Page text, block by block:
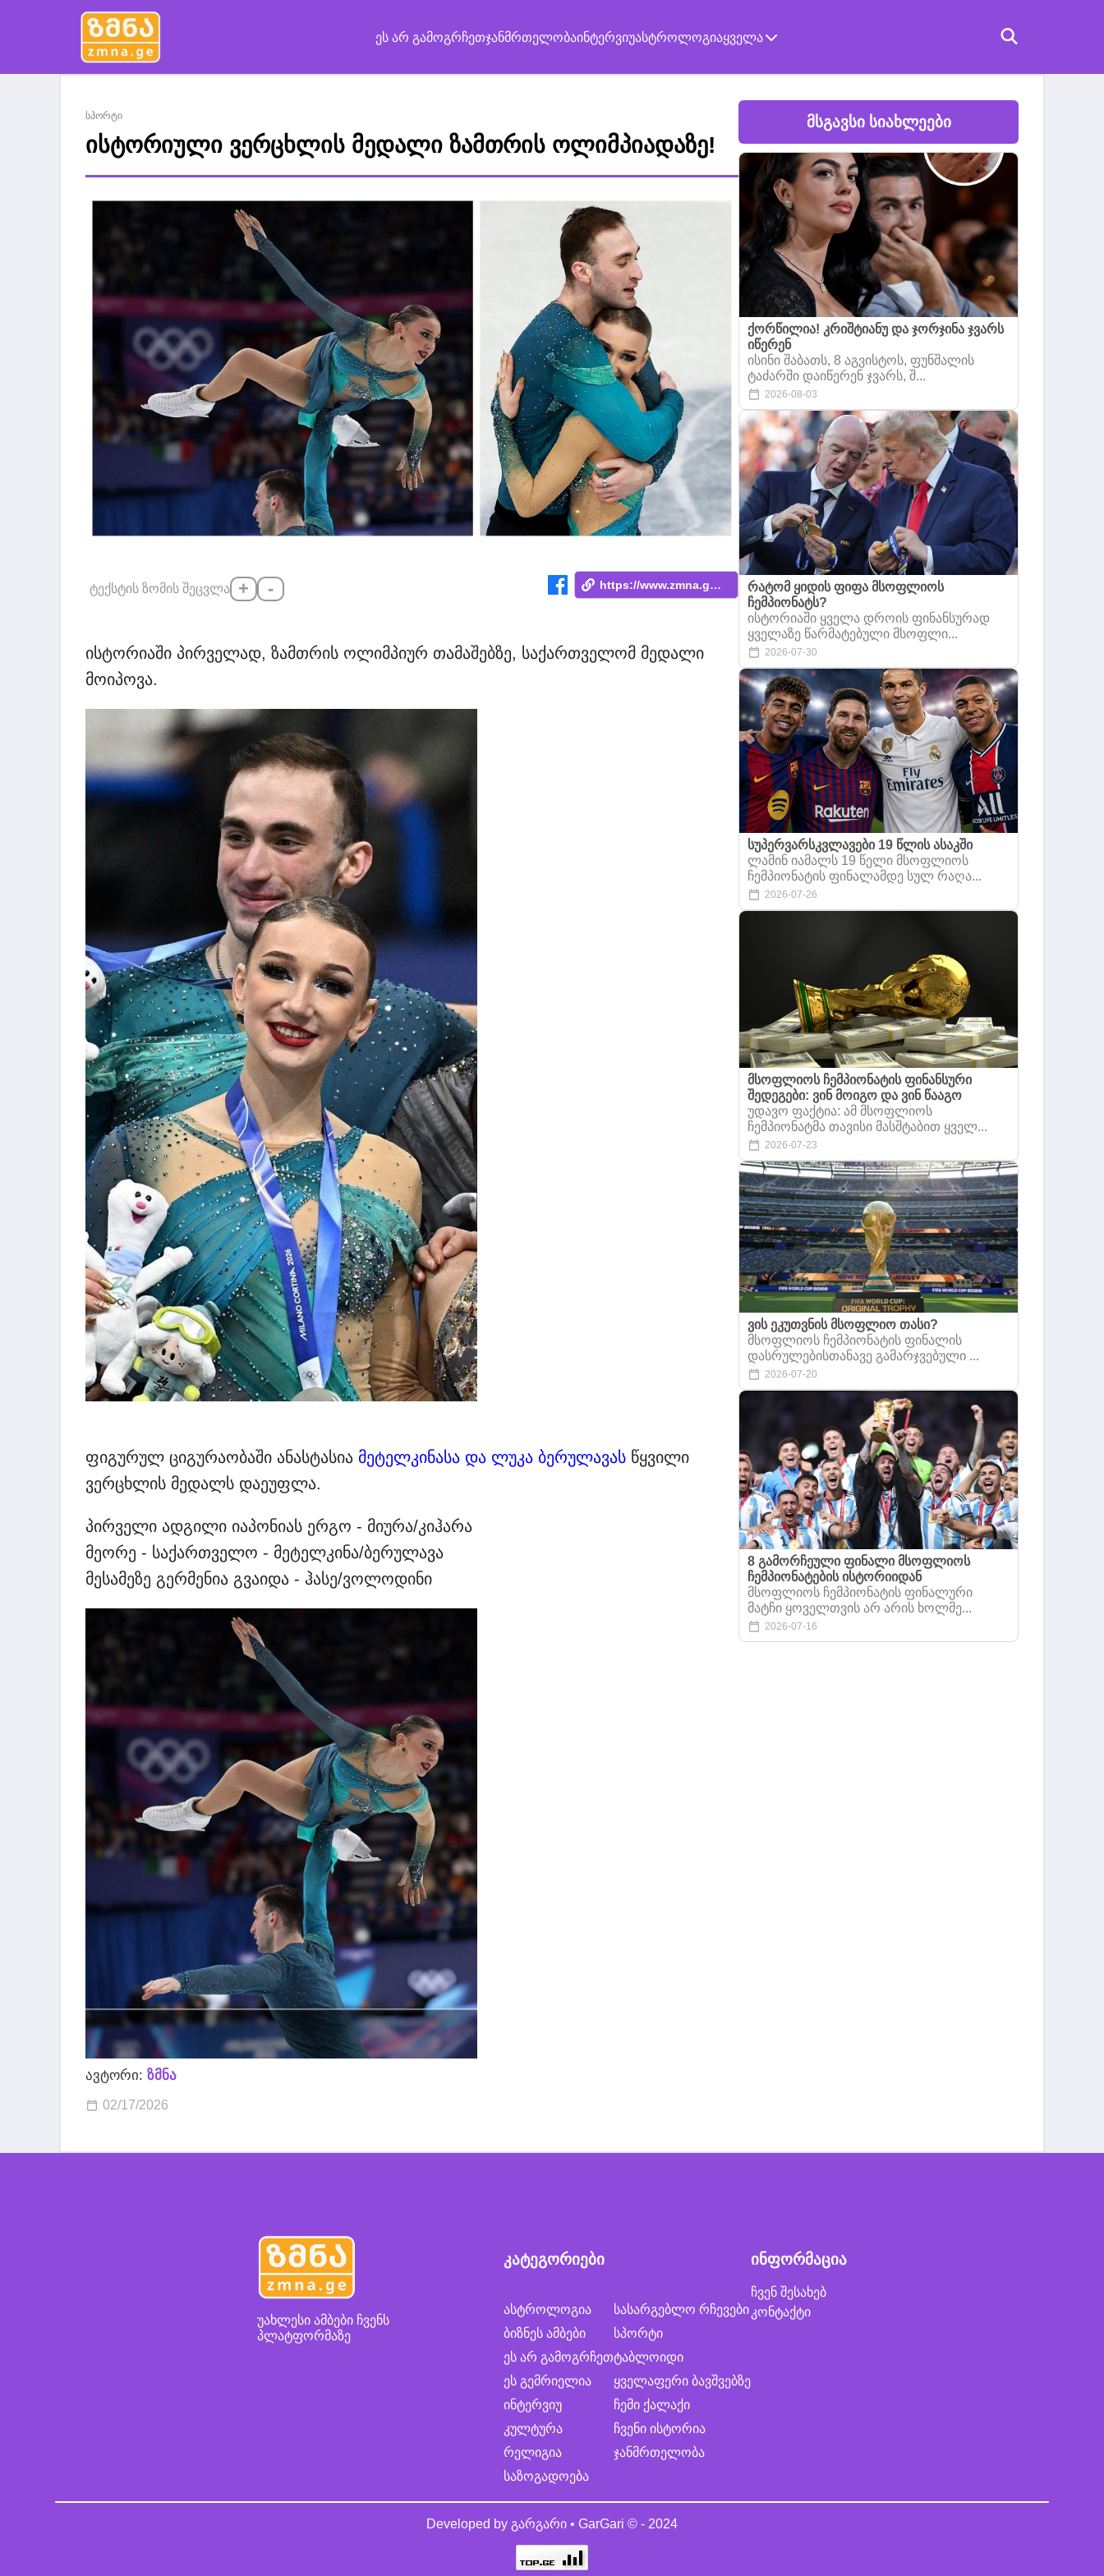
ეს არ გამოგრჩეთჯანმრთელობაინტერვიუასტროლოგიაყველა
სპორტი
ისტორიული ვერცხლის მედალი ზამთრის ოლიმპიადაზე!
ტექსტის ზომის შეცვლა + - https://www.zmna.ge/news/istoriuli-verts...
ისტორიაში პირველად, ზამთრის ოლიმპიურ თამაშებზე, საქართველომ მედალი
მოიპოვა.
ფიგურულ ციგურაობაში ანასტასია მეტელკინასა და ლუკა ბერულავას წყვილი
ვერცხლის მედალს დაეუფლა.
პირველი ადგილი იაპონიას ერგო - მიურა/კიჰარა
მეორე - საქართველო - მეტელკინა/ბერულავა
მესამეზე გერმენია გვაიდა - ჰასე/ვოლოდინი
ავტორი: ზმნა
02/17/2026
მსგავსი სიახლეები
ქორწილია! კრიშტიანუ და ჯორჯინა ჯვარს
იწერენ
ისინი შაბათს, 8 აგვისტოს, ფუნშალის
ტაძარში დაიწერენ ჯვარს, შ...
2026-08-03
რატომ ყიდის ფიფა მსოფლიოს
ჩემპიონატს?
ისტორიაში ყველა დროის ფინანსურად
ყველაზე წარმატებული მსოფლი...
2026-07-30
სუპერვარსკვლავები 19 წლის ასაკში
ლამინ იამალს 19 წელი მსოფლიოს
ჩემპიონატის ფინალამდე სულ რაღა...
2026-07-26
მსოფლიოს ჩემპიონატის ფინანსური
შედეგები: ვინ მოიგო და ვინ წააგო
უდავო ფაქტია: ამ მსოფლიოს
ჩემპიონატმა თავისი მასშტაბით ყველ...
2026-07-23
ვის ეკუთვნის მსოფლიო თასი?
მსოფლიოს ჩემპიონატის ფინალის
დასრულებისთანავე გამარჯვებული ...
2026-07-20
8 გამორჩეული ფინალი მსოფლიოს
ჩემპიონატების ისტორიიდან
მსოფლიოს ჩემპიონატის ფინალური
მატჩი ყოველთვის არ არის ხოლმე...
2026-07-16
უახლესი ამბები ჩვენს
პლატფორმაზე
კატეგორიები
ასტროლოგია
ბიზნეს ამბები
ეს არ გამოგრჩეთ
ეს გემრიელია
ინტერვიუ
კულტურა
რელიგია
საზოგადოება
სასარგებლო რჩევები
სპორტი
ტაბლოიდი
ყველაფერი ბავშვებზე
ჩემი ქალაქი
ჩვენი ისტორია
ჯანმრთელობა
ინფორმაცია
ჩვენ შესახებ
კონტაქტი
Developed by გარგარი • GarGari © - 2024